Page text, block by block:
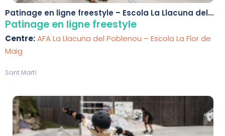
Patinage en ligne freestyle – Escola La Llacuna del
Poblenou
Patinage en ligne freestyle
Centre:AFA La Llacuna del Poblenou – Escola La Flor de
Maig
Sant Martí